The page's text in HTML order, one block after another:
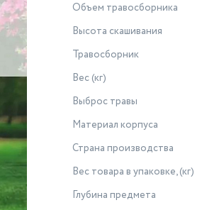
Объем травосборника
Высота скашивания
Травосборник
Вес (кг)
Выброс травы
Материал корпуса
Страна производства
Вес товара в упаковке, (кг)
Глубина предмета